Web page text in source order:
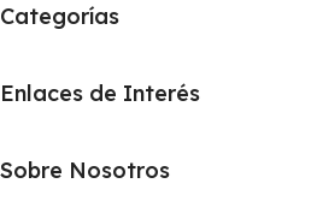
Categorías
Enlaces de Interés
Sobre Nosotros